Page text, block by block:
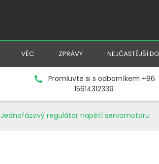
VĚC ZPRÁVY NEJČASTĚJŠÍ
Promluvte si s odborníkem +86
15614312339
Jednofázový regulátor napětí servomotoru